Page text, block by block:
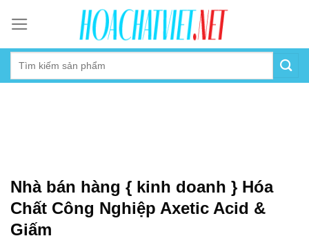
content
Nhà bán hàng { kinh doanh } Hóa
Chất Công Nghiệp Axetic Acid &
Giấm